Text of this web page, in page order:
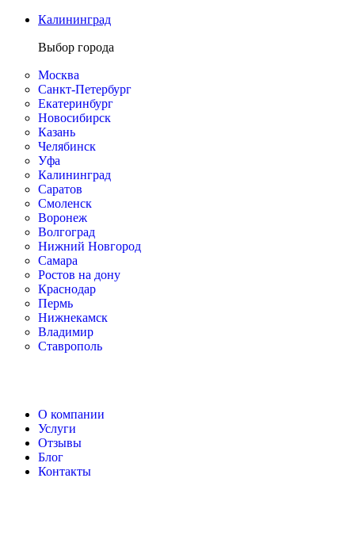
Калининград
Выбор города
Москва
Санкт-Петербург
Екатеринбург
Новосибирск
Казань
Челябинск
Уфа
Калининград
Саратов
Смоленск
Воронеж
Волгоград
Нижний Новгород
Самара
Ростов на дону
Краснодар
Пермь
Нижнекамск
Владимир
Ставрополь
О компании
Услуги
Отзывы
Блог
Контакты